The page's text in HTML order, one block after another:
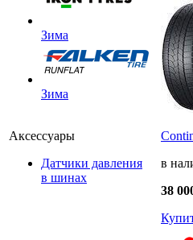
Зима
Зима
Аксессуары
Датчики давления
в шинах
в
38